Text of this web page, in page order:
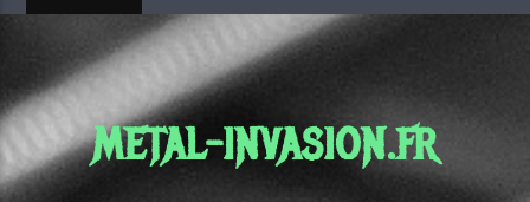
METAL-INVASION.FR